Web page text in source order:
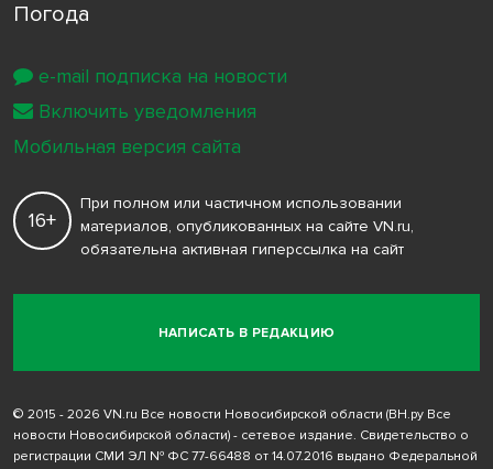
Погода
НАПИСАТЬ В РЕДАКЦИЮ
16+
При полном или частичном использовании
материалов, опубликованных на сайте VN.ru,
обязательна активная гиперссылка на сайт
© 2015 - 2026 VN.ru Все новости Новосибирской области (ВН.ру Все
новости Новосибирской области) - сетевое издание. Свидетельство о
регистрации СМИ ЭЛ № ФС 77-66488 от 14.07.2016 выдано Федеральной
e-mail подписка на новости
Включить уведомления
Мобильная версия сайта